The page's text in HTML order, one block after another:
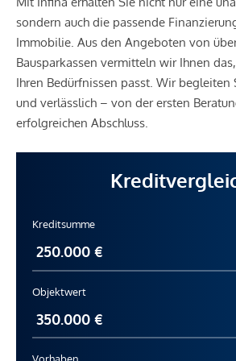
Klinik <500m
Krankenhaus <750m
Kinder & Schulen
Schule <250m
Kindergarten <500m
Universität <500m
Bäckerei <500m
Einkaufszentrum <500m
Sonstige
Bank <250m
sondern auch die passende
Immobilie. Aus den Angeboten von
Bausparkassen vermitteln wir Ihnen
Ihren Bedürfnissen passt. Wir begleiten
und verlässlich – von der ersten
erfolgreichen Abschluss.
Kreditsumme
Objektwert